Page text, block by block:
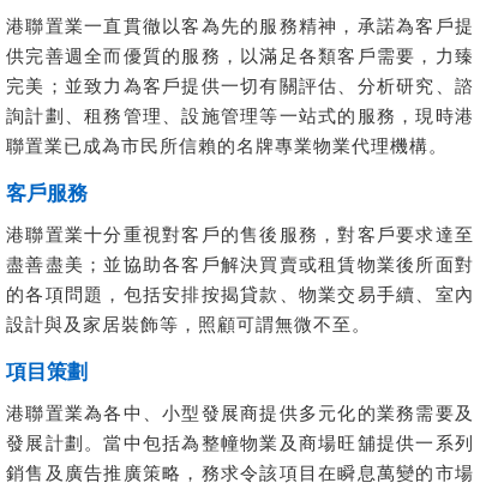
港聯置業一直貫徹以客為先的服務精神，承諾為客戶提
供完善週全而優質的服務，以滿足各類客戶需要，力臻
完美；並致力為客戶提供一切有關評估、分析研究、諮
詢計劃、租務管理、設施管理等一站式的服務，現時港
聯置業已成為市民所信賴的名牌專業物業代理機構。
客戶服務
港聯置業十分重視對客戶的售後服務，對客戶要求達至
盡善盡美；並協助各客戶解決買賣或租賃物業後所面對
的各項問題，包括安排按揭貸款、物業交易手續、室內
設計與及家居裝飾等，照顧可謂無微不至。
項目策劃
港聯置業為各中、小型發展商提供多元化的業務需要及
發展計劃。當中包括為整幢物業及商場旺舖提供一系列
銷售及廣告推廣策略，務求令該項目在瞬息萬變的市場